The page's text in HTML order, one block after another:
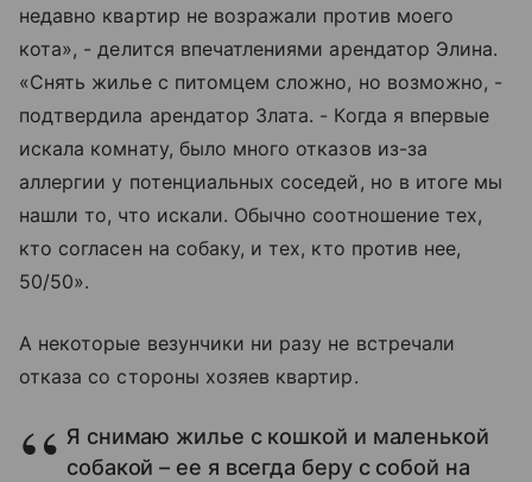
недавно квартир не возражали против моего
кота», - делится впечатлениями арендатор Элина.
«Снять жилье с питомцем сложно, но возможно, -
подтвердила арендатор Злата. - Когда я впервые
искала комнату, было много отказов из-за
аллергии у потенциальных соседей, но в итоге мы
нашли то, что искали. Обычно соотношение тех,
кто согласен на собаку, и тех, кто против нее,
50/50».
А некоторые везунчики ни разу не встречали
отказа со стороны хозяев квартир.
Я снимаю жилье с кошкой и маленькой
собакой – ее я всегда беру с собой на